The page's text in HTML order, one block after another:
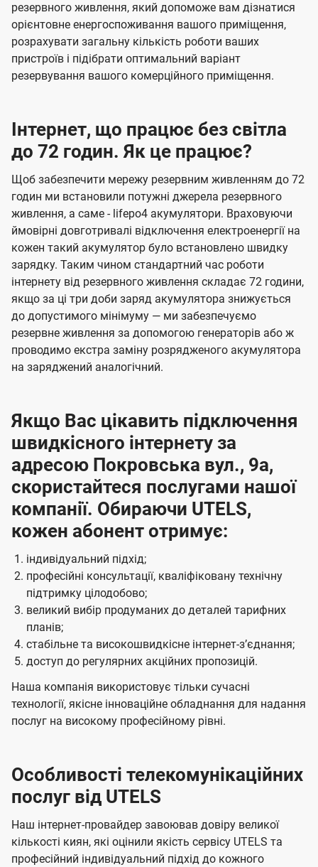
резервного живлення, який допоможе вам дізнатися
орієнтовне енергоспоживання вашого приміщення,
розрахувати загальну кількість роботи ваших
пристроїв і підібрати оптимальний варіант
резервування вашого комерційного приміщення.
Інтернет, що працює без світла
до 72 годин. Як це працює?
Щоб забезпечити мережу резервним живленням до 72
годин ми встановили потужні джерела резервного
живлення, а саме - lifepo4 акумулятори. Враховуючи
ймовірні довготривалі відключення електроенергії на
кожен такий акумулятор було встановлено швидку
зарядку. Таким чином стандартний час роботи
інтернету від резервного живлення складає 72 години,
якщо за ці три доби заряд акумулятора знижується
до допустимого мінімуму — ми забезпечуємо
резервне живлення за допомогою генераторів або ж
проводимо екстра заміну розрядженого акумулятора
на заряджений аналогічний.
Якщо Вас цікавить підключення
швидкісного інтернету за
адресою Покровська вул., 9а,
скористайтеся послугами нашої
компанії. Обираючи UTELS,
кожен абонент отримує:
індивідуальний підхід;
професійні консультації, кваліфіковану технічну
підтримку цілодобово;
великий вибір продуманих до деталей тарифних
планів;
стабільне та високошвидкісне інтернет-зʼєднання;
доступ до регулярних акційних пропозицій.
Наша компанія використовує тільки сучасні
технології, якісне інноваційне обладнання для надання
послуг на високому професійному рівні.
Особливості телекомунікаційних
послуг від UTELS
Наш інтернет-провайдер завоював довіру великої
кількості киян, які оцінили якість сервісу UTELS та
професійний індивідуальний підхід до кожного